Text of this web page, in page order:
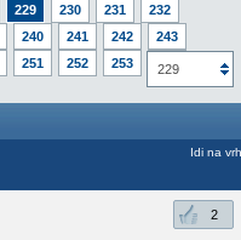
229 230 231
232
240 241 242
243
251 252 253
254
229
Idi na vrh
2